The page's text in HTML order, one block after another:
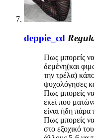
deppie_cd
Πως μπορείς
δεμένη(και
την τρέλα)
ψυχολόγησες
Πως μπορείς να
εκεί που
είναι ήδη πάρα
Πως μπορείς να
στο εξοχικό